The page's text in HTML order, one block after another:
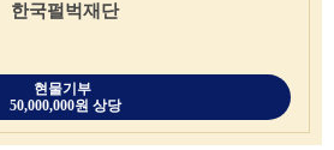
한국펄벅재단
현물기부
50,000,000원 상당